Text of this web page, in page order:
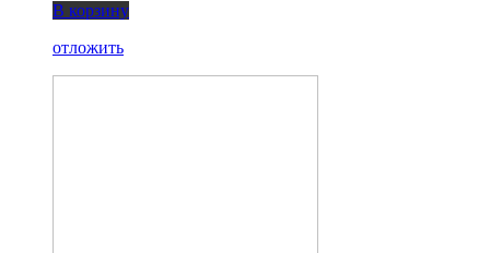
В корзину
отложить